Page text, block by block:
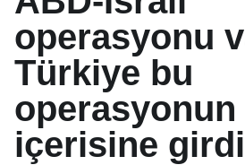
operasyonu
Türkiye bu
operasyonun
içerisine girdi